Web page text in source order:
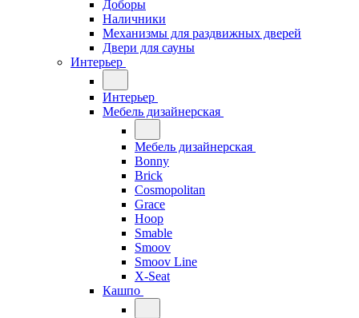
Доборы
Наличники
Механизмы для раздвижных дверей
Двери для сауны
Интерьер
Интерьер
Мебель дизайнерская
Мебель дизайнерская
Bonny
Brick
Cosmopolitan
Grace
Hoop
Smable
Smoov
Smoov Line
X-Seat
Кашпо